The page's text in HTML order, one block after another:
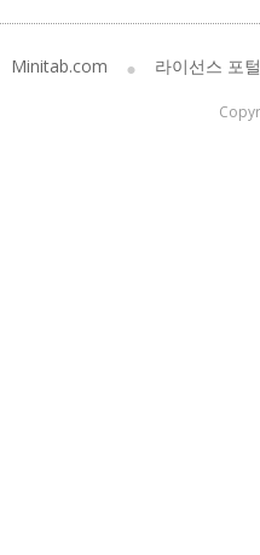
Minitab.com 라이선스 포털